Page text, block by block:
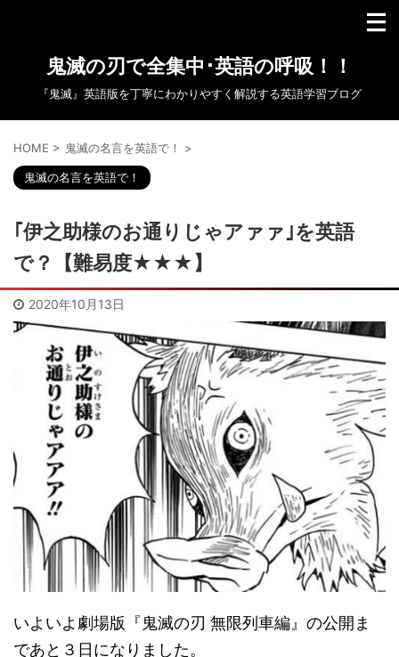
鬼滅の刃で全集中･英語の呼吸！！
『鬼滅』英語版を丁寧にわかりやすく解説する英語学習ブログ
HOME > 鬼滅の名言を英語で！ >
鬼滅の名言を英語で！
｢伊之助様のお通りじゃアァァ｣を英語
で？【難易度★★★】
2020年10月13日
いよいよ劇場版『鬼滅の刃 無限列車編』の公開ま
であと３日になりました。